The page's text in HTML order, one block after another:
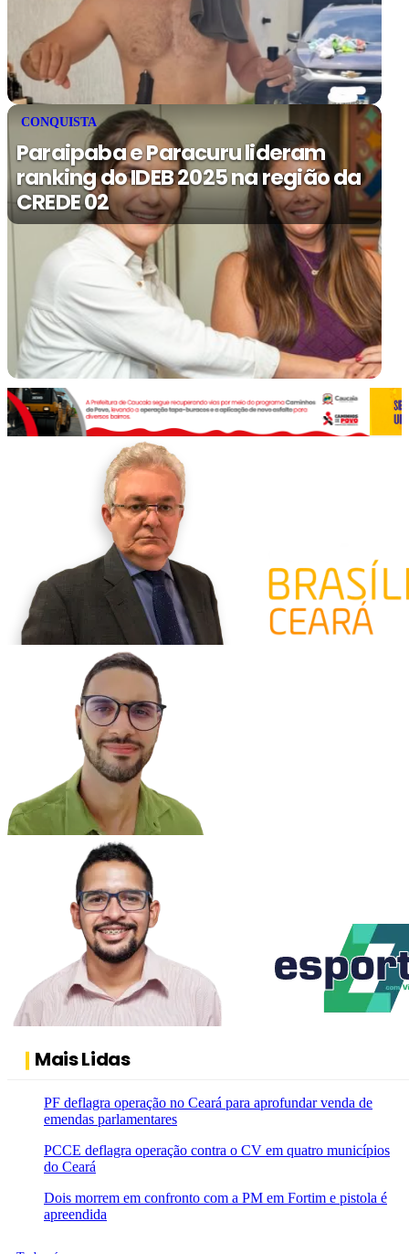
CONQUISTA
Paraipaba e Paracuru lideram
ranking do IDEB 2025 na região da
CREDE 02
Mais Lidas
PF deflagra operação no Ceará para aprofundar venda de
emendas parlamentares
PCCE deflagra operação contra o CV em quatro municípios
do Ceará
Dois morrem em confronto com a PM em Fortim e pistola é
apreendida